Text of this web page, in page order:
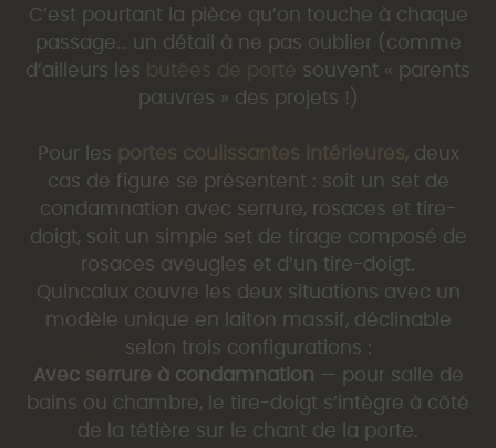
C’est pourtant la pièce qu’on touche à chaque
passage… un détail à ne pas oublier (comme
d’ailleurs les
butées de porte souvent « parents
pauvres » des projets !)
Pour les portes coulissantes intérieures , deux
cas de figure se présentent : soit un set de
condamnation avec serrure, rosaces et tire-
doigt, soit un simple set de tirage composé de
rosaces aveugles et d’un tire-doigt.
Quincalux couvre les deux situations avec un
modèle unique en laiton massif, déclinable
selon trois configurations :
Avec serrure à condamnation — pour salle de
bains ou chambre, le tire-doigt s’intègre à côté
de la têtière sur le chant de la porte.